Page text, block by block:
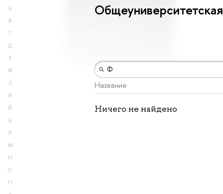
Б
В
Г
Д
Е
Ж
З
И
Й
К
Л
М
Н
О
П
Название
Ничего не найдено